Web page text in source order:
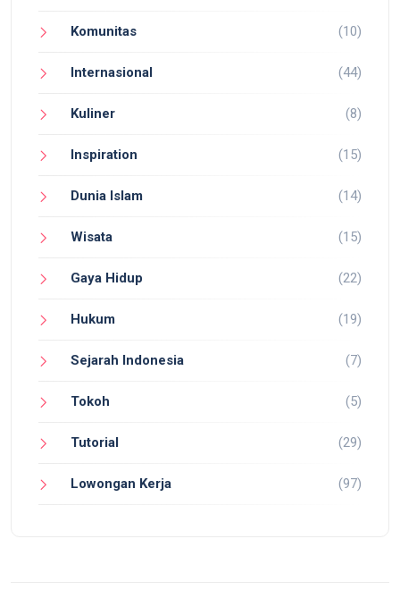
Komunitas (10)
Internasional (44)
Kuliner (8)
Inspiration (15)
Dunia Islam (14)
Wisata (15)
Gaya Hidup (22)
Hukum (19)
Sejarah Indonesia (7)
Tokoh (5)
Tutorial (29)
Lowongan Kerja (97)